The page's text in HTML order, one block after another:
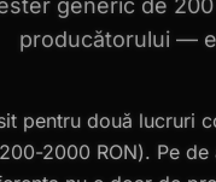
Dacia
Kia
generic de
producătorului —
pentru două lucruri
2000 RON). Pe